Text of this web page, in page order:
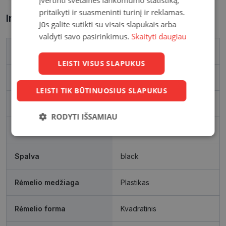
Informacija apie prekę
Prekės ženklas TRENDY
Išleidimo metai 2024
Rėmelio matmenys, mm 55-21
Spalva black
Rėmelio medžiaga Plastikas
Rėmelio forma Kvadratinis
pritaikyti ir suasmeninti turinį ir reklamas.
Jūs galite sutikti su visais slapukais arba
valdyti savo pasirinkimus. Skaityti daugiau
LEISTI VISUS SLAPUKUS
LEISTI TIK BŪTINUOSIUS SLAPUKUS
RODYTI IŠSAMIAU
Būtinieji
Statistikos
slapukai
Rinkodaros
slapukai
Funkciniai
Neklasifikuoti
slapukai